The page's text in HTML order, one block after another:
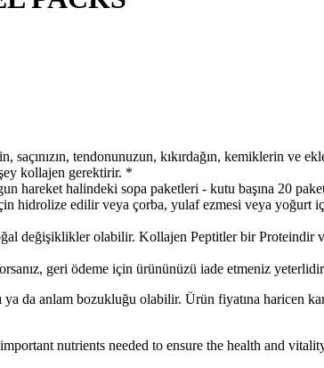
tendonunuzun, kıkırdağın, kemiklerin ve
kollajen gerektirir. *
hareket halindeki sopa paketleri - kutu başına 20
hidrolize edilir veya çorba, yulaf ezmesi veya
değişiklikler olabilir. Kollajen Peptitler bir Proteindir
geri ödeme için ürününüzü iade etmeniz
ya da anlam bozukluğu olabilir. Ürün fiyatına haricen
nutrients needed to ensure the health and